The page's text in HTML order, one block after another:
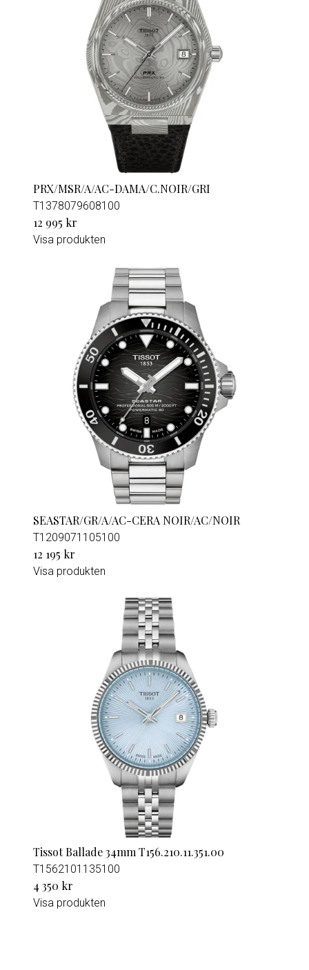
PRX/MSR/A/AC-DAMA/C.NOIR/GRI
T1378079608100
12 995 kr
Visa produkten
SEASTAR/GR/A/AC-CERA NOIR/AC/NOIR
T1209071105100
12 195 kr
Visa produkten
Tissot Ballade 34mm T156.210.11.351.00
T1562101135100
4 350 kr
Visa produkten